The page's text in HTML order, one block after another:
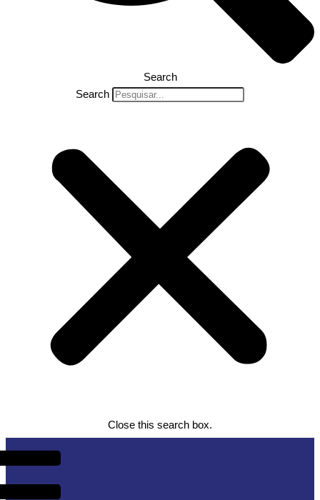
Search
Search
Close this search box.